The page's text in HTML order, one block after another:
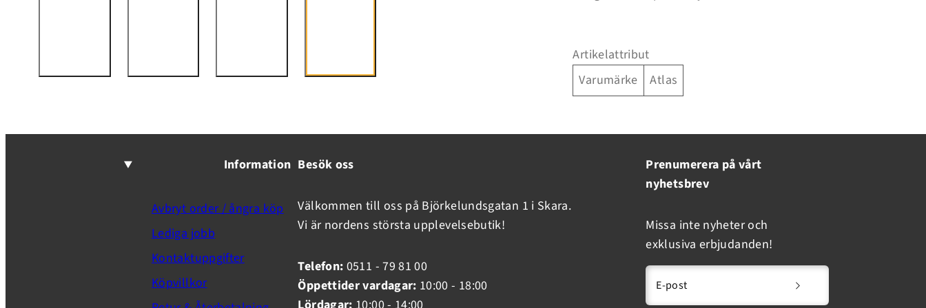
Artikelattribut
Varumärke
Atlas
Information
Avbryt order / ångra köp
Lediga jobb
Kontaktuppgifter
Köpvillkor
Besök oss
Välkommen till oss på Björkelundsgatan 1 i Skara.
Vi är nordens största upplevelsebutik!
Telefon: 0511 - 79 81 00
Öppettider vardagar: 10:00 - 18:00
Prenumerera på vårt
nyhetsbrev
Missa inte nyheter och
exklusiva erbjudanden!
E-post
Inloggning krävs
Logga in på ditt konto för att lägga till produkter i din
önskelista och se dina tidigare sparade artiklar.
Inloggning